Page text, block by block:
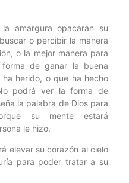
amargura opacarán su
o percibir la manera
o la mejor manera para
de ganar la buena
herido, o que ha hecho
podrá ver la forma de
la palabra de Dios para
su mente estará
le hizo.
elevar su corazón al cielo
para poder tratar a su